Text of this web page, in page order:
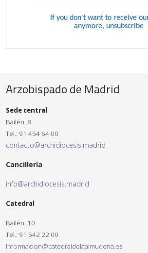
Arzobispado de Madrid
Sede central
Bailén, 8
Tel.: 91 454 64 00
contacto@archidiocesis.madrid
Cancillería
info@archidiocesis.madrid
Catedral
Bailén, 10
Tel.: 91 542 22 00
informacion@catedraldelaalmudena.es